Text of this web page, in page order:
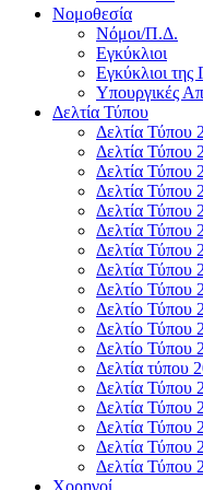
Νομοθεσία
Νόμοι/Π.Δ.
Εγκύκλιοι
Εγκύκλιοι
Υπουργικές
Δελτία Τύπου
Δελτία Τύπου
Δελτία Τύπου
Δελτία Τύπου
Δελτία Τύπου
Δελτία Τύπου
Δελτία Τύπου
Δελτία Τύπου
Δελτία Τύπου
Δελτίο Τύπου
Δελτίο Τύπου
Δελτίο Τύπου
Δελτίο Τύπου
Δελτία τύπου
Δελτία Τύπου
Δελτία Τύπου
Δελτία Τύπου
Δελτία Τύπου
Δελτία Τύπου